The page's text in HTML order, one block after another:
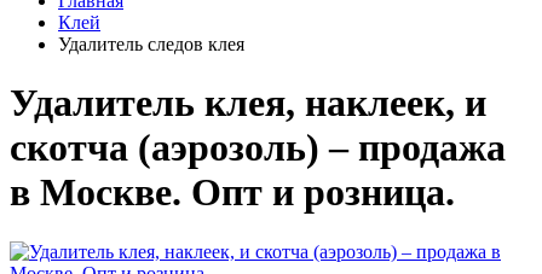
Клей
Удалитель следов клея
Удалитель клея, наклеек, и
скотча (аэрозоль) – продажа
в Москве. Опт и розница.